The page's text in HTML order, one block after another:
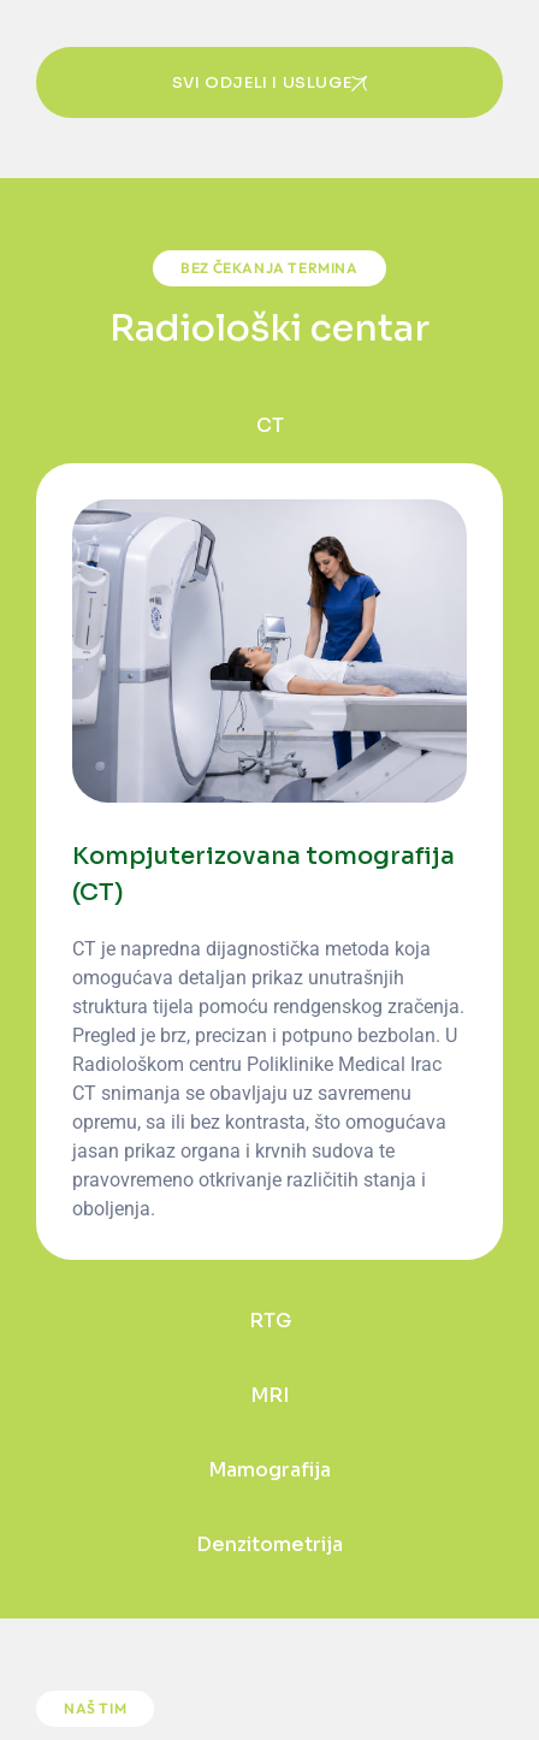
SVI ODJELI I USLUGE
BEZ ČEKANJA TERMINA
Radiološki centar
CT
Kompjuterizovana tomografija
(CT)
CT je napredna dijagnostička metoda koja
omogućava detaljan prikaz unutrašnjih
struktura tijela pomoću rendgenskog zračenja.
Pregled je brz, precizan i potpuno bezbolan. U
Radiološkom centru Poliklinike Medical Irac
CT snimanja se obavljaju uz savremenu
opremu, sa ili bez kontrasta, što omogućava
jasan prikaz organa i krvnih sudova te
pravovremeno otkrivanje različitih stanja i
oboljenja.
RTG
MRI
Mamografija
Denzitometrija
NAŠ TIM